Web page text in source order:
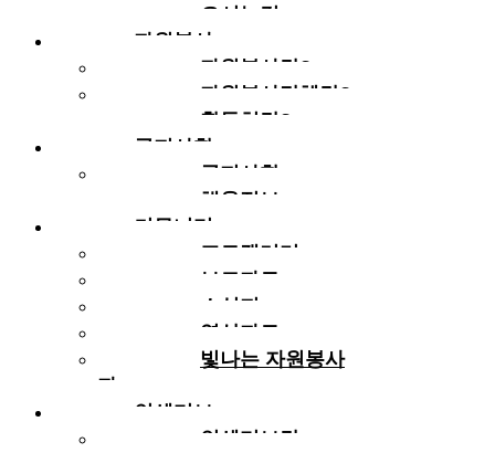
오시는길
자원봉사
자원봉사란?
자원봉사단체란?
활동처란?
공지사항
공지사항
채용정보
커뮤니티
포토갤러리
보도자료
소식지
영상자료
빛나는 자원봉사
자
인센티브
인센티브란